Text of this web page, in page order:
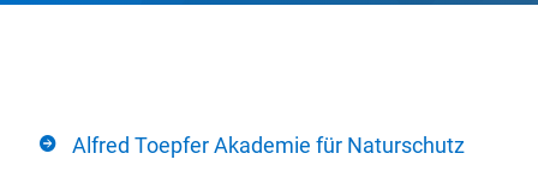
Alfred Toepfer Akademie für Naturschutz